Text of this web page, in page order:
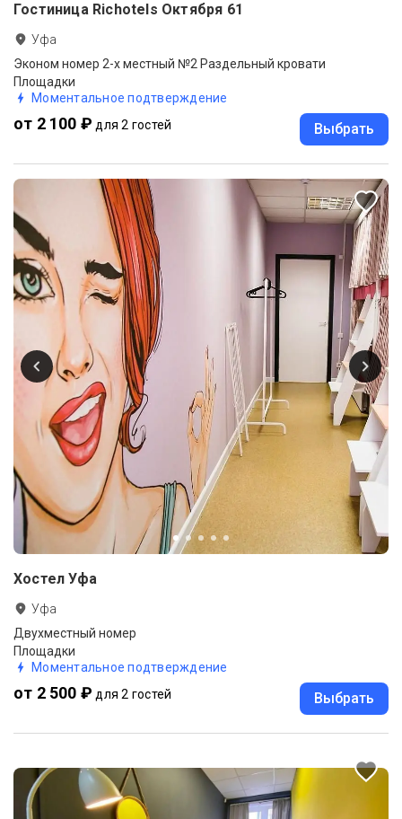
Гостиница Richotels Октября 61
Уфа
Эконом номер 2-х местный №2 Раздельный кровати
Площадки
Моментальное подтверждение
от 2 100 ₽ для 2 гостей Выбрать
Хостел Уфа
Уфа
Двухместный номер
Площадки
Моментальное подтверждение
от 2 500 ₽ для 2 гостей Выбрать